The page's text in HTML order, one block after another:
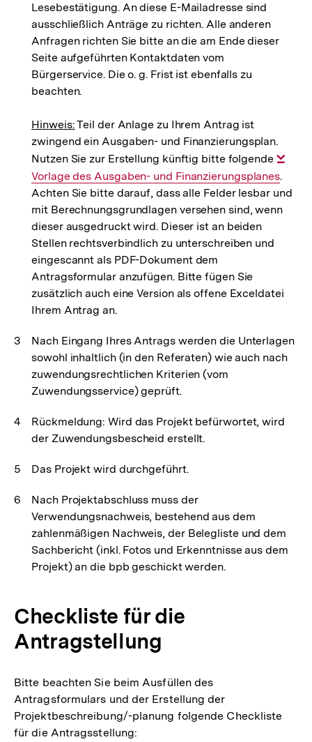
Lesebestätigung. An diese E-Mailadresse sind
ausschließlich Anträge zu richten. Alle anderen
Anfragen richten Sie bitte an die am Ende dieser
Seite aufgeführten Kontaktdaten vom
Bürgerservice. Die o. g. Frist ist ebenfalls zu
beachten.
Hinweis:Teil der Anlage zu Ihrem Antrag ist
zwingend ein Ausgaben- und Finanzierungsplan.
Nutzen Sie zur Erstellung künftig bitte folgende
Vorlage des Ausgaben- und Finanzierungsplanes.
Achten Sie bitte darauf, dass alle Felder lesbar und
mit Berechnungsgrundlagen versehen sind, wenn
dieser ausgedruckt wird. Dieser ist an beiden
Stellen rechtsverbindlich zu unterschreiben und
eingescannt als PDF-Dokument dem
Antragsformular anzufügen. Bitte fügen Sie
zusätzlich auch eine Version als offene Exceldatei
Ihrem Antrag an.
Nach Eingang Ihres Antrags werden die Unterlagen
sowohl inhaltlich (in den Referaten) wie auch nach
zuwendungsrechtlichen Kriterien (vom
Zuwendungsservice) geprüft.
Rückmeldung: Wird das Projekt befürwortet, wird
der Zuwendungsbescheid erstellt.
Das Projekt wird durchgeführt.
Nach Projektabschluss muss der
Verwendungsnachweis, bestehend aus dem
zahlenmäßigen Nachweis, der Belegliste und dem
Sachbericht (inkl. Fotos und Erkenntnisse aus dem
Projekt) an die bpb geschickt werden.
Checkliste für die
Antragstellung
Bitte beachten Sie beim Ausfüllen des
Antragsformulars und der Erstellung der
Projektbeschreibung/-planung folgende Checkliste
für die Antragsstellung: